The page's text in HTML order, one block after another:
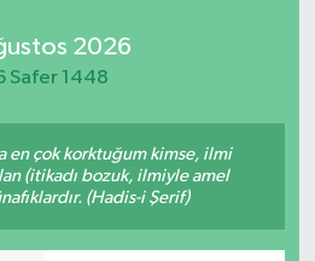
2026
Safer 1448
en çok korktuğum kimse, ilmi
(itikadı bozuk, ilmiyle amel
(Hadis-i Şerif)